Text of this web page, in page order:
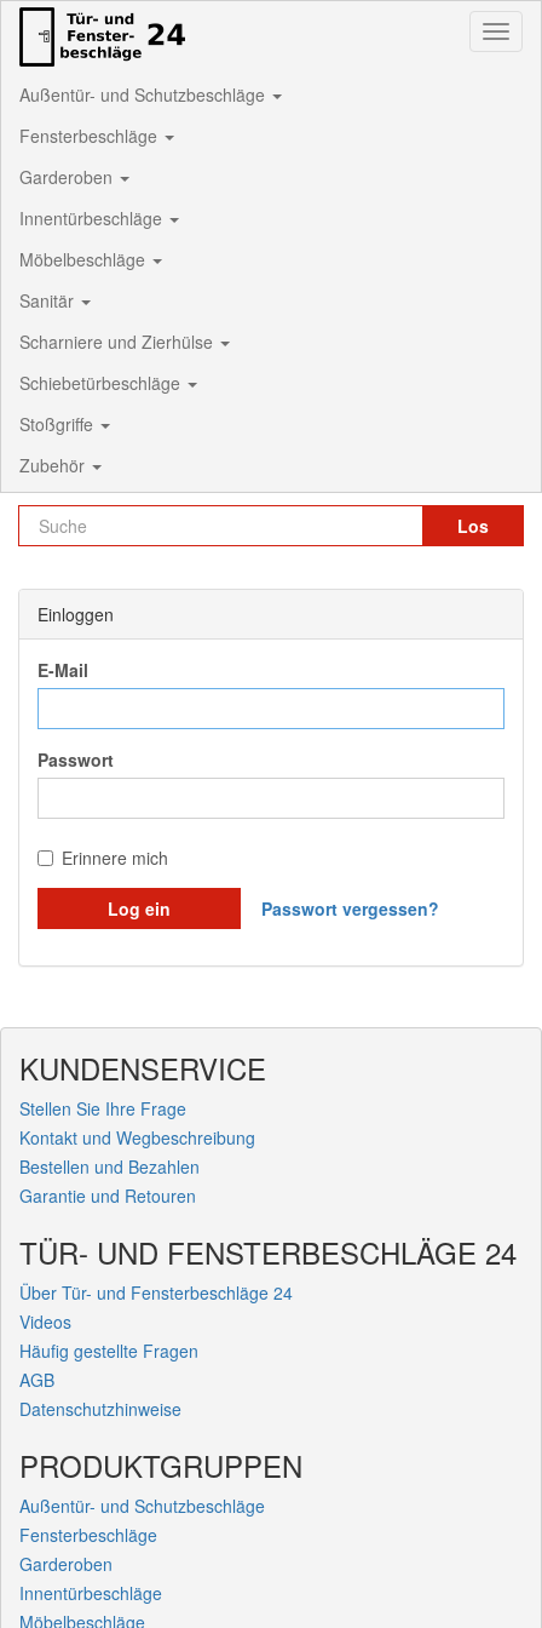
Außentür- und Schutzbeschläge
Fensterbeschläge
Garderoben
Innentürbeschläge
Möbelbeschläge
Sanitär
Scharniere und Zierhülse
Schiebetürbeschläge
Stoßgriffe
Zubehör
Los
Einloggen
E-Mail
Passwort
Erinnere mich
Log ein Passwort vergessen?
KUNDENSERVICE
Stellen Sie Ihre Frage
Kontakt und Wegbeschreibung
Bestellen und Bezahlen
Garantie und Retouren
TÜR- UND FENSTERBESCHLÄGE 24
Über Tür- und Fensterbeschläge 24
Videos
Häufig gestellte Fragen
AGB
Datenschutzhinweise
PRODUKTGRUPPEN
Außentür- und Schutzbeschläge
Fensterbeschläge
Garderoben
Innentürbeschläge
Möbelbeschläge